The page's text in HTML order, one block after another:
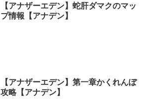
【アナザーエデン】蛇肝ダマクのマッ
プ情報【アナデン】
【アナザーエデン】第一章かくれんぼ
攻略【アナデン】